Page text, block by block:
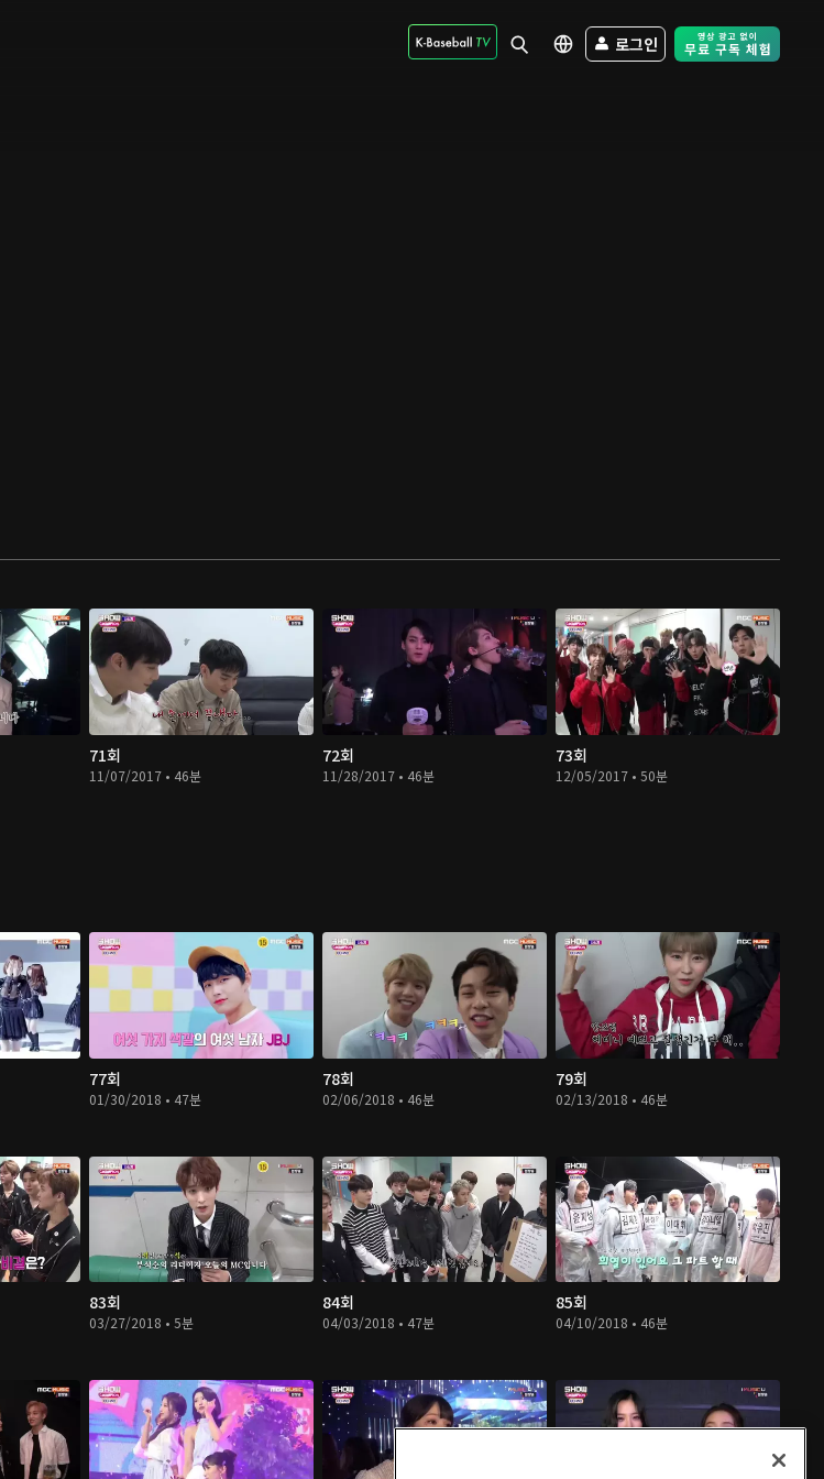
로그인 Free Trial -
71회
11/07/2017 • 46분
72회
11/28/2017 • 46분
73회
12/05/2017 • 50분
77회
01/30/2018 • 47분
78회
02/06/2018 • 46분
79회
02/13/2018 • 46분
83회
03/27/2018 • 5분
84회
04/03/2018 • 47분
85회
04/10/2018 • 46분